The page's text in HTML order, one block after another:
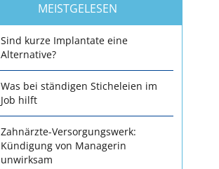
MEISTGELESEN
Sind kurze Implantate eine
Alternative?
Was bei ständigen Sticheleien im
Job hilft
Zahnärzte-Versorgungswerk:
Kündigung von Managerin
unwirksam